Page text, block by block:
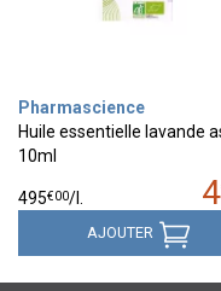
Pharmascience
Huile essentielle lavande
10ml
4
495€00/
AJOUTER